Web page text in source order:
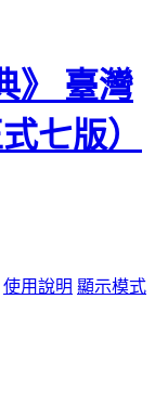
使用說明 顯示模式